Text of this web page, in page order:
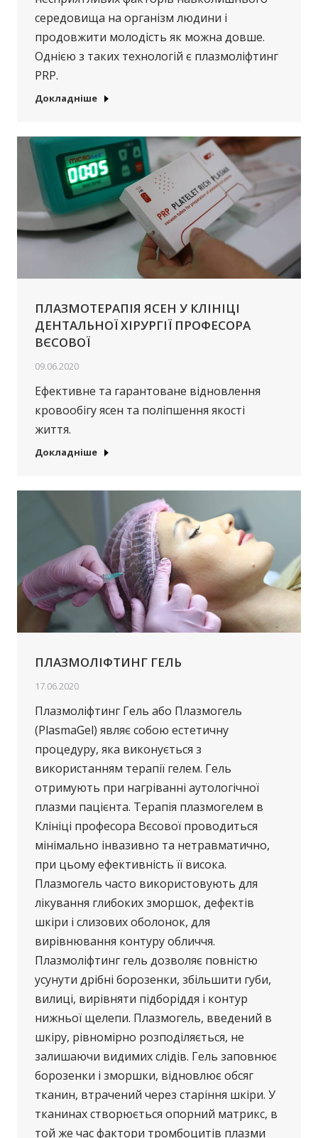
середовища на організм людини і
продовжити молодість як можна довше.
Однією з таких технологій є плазмоліфтинг
PRP.
Докладніше
ПЛАЗМОТЕРАПІЯ ЯСЕН У КЛІНІЦІ
ДЕНТАЛЬНОЇ ХІРУРГІЇ ПРОФЕСОРА
ВЄСОВОЇ
09.06.2020
Ефективне та гарантоване відновлення
кровообігу ясен та поліпшення якості
життя.
Докладніше
ПЛАЗМОЛІФТИНГ ГЕЛЬ
17.06.2020
Плазмоліфтинг Гель або Плазмогель
(PlasmaGel) являє собою естетичну
процедуру, яка виконується з
використанням терапії гелем. Гель
отримують при нагріванні аутологічної
плазми пацієнта. Терапія плазмогелем в
Клініці професора Вєсової проводиться
мінімально інвазивно та нетравматично,
при цьому ефективність її висока.
Плазмогель часто використовують для
лікування глибоких зморшок, дефектів
шкіри і слизових оболонок, для
вирівнювання контуру обличчя.
Плазмоліфтинг гель дозволяє повністю
усунути дрібні борозенки, збільшити губи,
вилиці, вирівняти підборіддя і контур
нижньої щелепи. Плазмогель, введений в
шкіру, рівномірно розподіляється, не
залишаючи видимих ​​слідів. Гель заповнює
борозенки і зморшки, відновлює обсяг
тканин, втрачений через старіння шкіри. У
тканинах створюється опорний матрикс, в
той же час фактори тромбоцитів плазми